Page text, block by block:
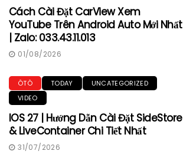
Cách Cài Đặt CarView Xem
YouTube Trên Android Auto Mới Nhất
| Zalo: 033.43.11.013
01/08/2026
ÔTÔ TODAY
UNCATEGORIZED
VIDEO
IOS 27 | Hướng Dẫn Cài Đặt SideStore
& LiveContainer Chi Tiết Nhất
31/07/2026